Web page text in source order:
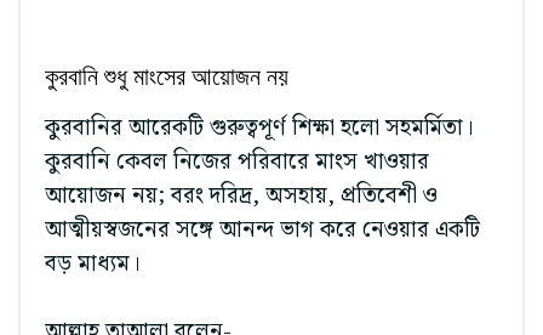
কুরবানি শুধু মাংসের আয়োজন নয়
কুরবানির আরেকটি গুরুত্বপূর্ণ শিক্ষা হলো সহমর্মিতা।
কুরবানি কেবল নিজের পরিবারে মাংস খাওয়ার
আয়োজন নয়; বরং দরিদ্র, অসহায়, প্রতিবেশী ও
আত্মীয়স্বজনের সঙ্গে আনন্দ ভাগ করে নেওয়ার একটি
বড় মাধ্যম।